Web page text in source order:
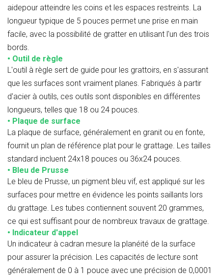
aidepour atteindre les coins et les espaces restreints. La
longueur typique de 5 pouces permet une prise en main
facile, avec la possibilité de gratter en utilisant l'un des trois
bords.
• Outil de règle
L'outil à règle sert de guide pour les grattoirs, en s'assurant
que les surfaces sont vraiment planes. Fabriqués à partir
d'acier à outils, ces outils sont disponibles en différentes
longueurs, telles que 18 ou 24 pouces.
• Plaque de surface
La plaque de surface, généralement en granit ou en fonte,
fournit un plan de référence plat pour le grattage. Les tailles
standard incluent 24x18 pouces ou 36x24 pouces.
• Bleu de Prusse
Le bleu de Prusse, un pigment bleu vif, est appliqué sur les
surfaces pour mettre en évidence les points saillants lors
du grattage. Les tubes contiennent souvent 20 grammes,
ce qui est suffisant pour de nombreux travaux de grattage.
• Indicateur d'appel
Un indicateur à cadran mesure la planéité de la surface
pour assurer la précision. Les capacités de lecture sont
généralement de 0 à 1 pouce avec une précision de 0,0001